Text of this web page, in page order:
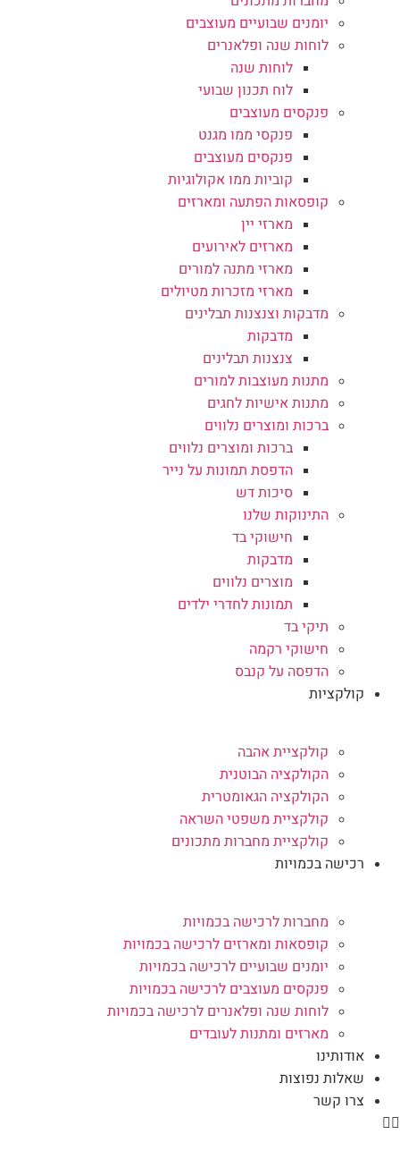
יומנים שבועיים מעוצבים
לוחות שנה ופלאנרים
לוחות שנה
לוח תכנון שבועי
פנקסים מעוצבים
פנקסי ממו מגנט
פנקסים מעוצבים
קוביות ממו אקולוגיות
קופסאות הפתעה ומארזים
מארזי יין
מארזים לאירועים
מארזי מתנה למורים
מארזי מזכרות מטיולים
מדבקות וצנצנות תבלינים
מדבקות
צנצנות תבלינים
מתנות מעוצבות למורים
מתנות אישיות לחגים
ברכות ומוצרים נלווים
ברכות ומוצרים נלווים
הדפסת תמונות על נייר
סיכות דש
התינוקות שלנו
חישוקי בד
מדבקות
מוצרים נלווים
תמונות לחדרי ילדים
תיקי בד
חישוקי רקמה
הדפסה על קנבס
קולקציות
קולקציית אהבה
הקולקציה הבוטנית
הקולקציה הגאומטרית
קולקציית משפטי השראה
קולקציית מחברות מתכונים
רכישה בכמויות
מחברות לרכישה בכמויות
קופסאות ומארזים לרכישה בכמויות
יומנים שבועיים לרכישה בכמויות
פנקסים מעוצבים לרכישה בכמויות
לוחות שנה ופלאנרים לרכישה בכמויות
מארזים ומתנות לעובדים
אודותינו
שאלות נפוצות
צרו קשר